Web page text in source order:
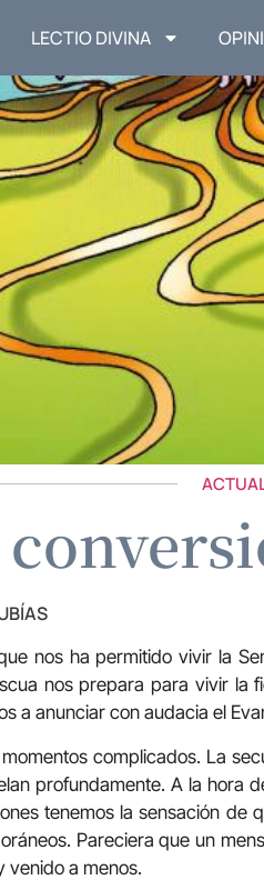
LECTIO DIVINA
nos ha permitido vivir la
nos prepara para vivir la
a anunciar con audacia el
complicados. La
profundamente. A la hora
tenemos la sensación de
Pareciera que un
venido a menos.